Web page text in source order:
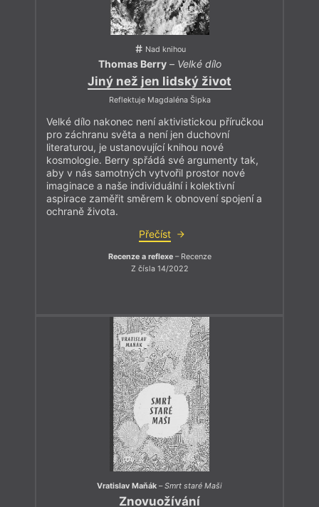
Nad knihou
Thomas Berry– Velké dílo
Jiný než jen lidský život
Reflektuje Magdaléna Šipka
Velké dílo nakonec není aktivistickou příručkou
pro záchranu světa a není jen duchovní
literaturou, je ustanovující knihou nové
kosmologie. Berry spřádá své argumenty tak,
aby v nás samotných vytvořil prostor nové
imaginace a naše individuální i kolektivní
aspirace zaměřit směrem k obnovení spojení a
ochraně života.
Přečíst
Recenze a reflexe– Recenze
Z čísla 14/2022
Vratislav Maňák –Smrt staré Maši
Znovuožívání